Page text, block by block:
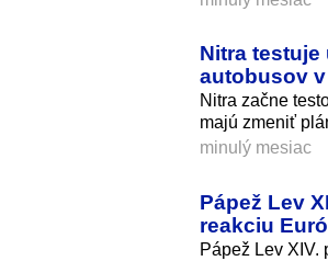
Nitra
autobusov
Nitra začne
majú zmeniť
minulý mesiac
Pápež Lev
reakciu
Pápež Lev XIV.